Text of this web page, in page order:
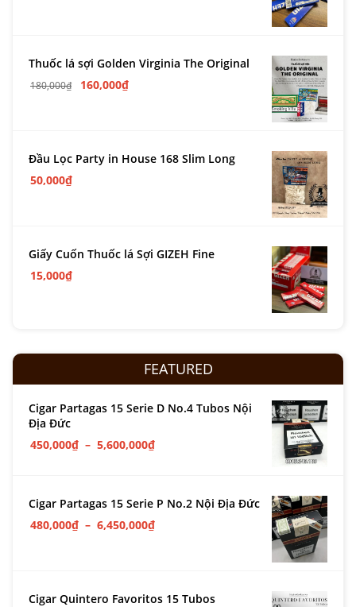
Thuốc lá sợi Golden Virginia The Original
180,000₫ 160,000₫
Đầu Lọc Party in House 168 Slim Long
50,000₫
Giấy Cuốn Thuốc lá Sợi GIZEH Fine
15,000₫
FEATURED
Cigar Partagas 15 Serie D No.4 Tubos Nội
Địa Đức
450,000₫ – 5,600,000₫
Cigar Partagas 15 Serie P No.2 Nội Địa Đức
480,000₫ – 6,450,000₫
Cigar Quintero Favoritos 15 Tubos